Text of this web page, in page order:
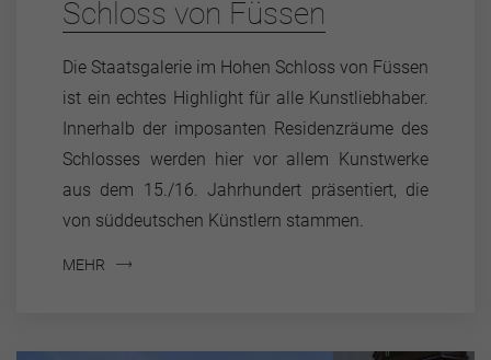
Schloss von Füssen
Die Staatsgalerie im Hohen Schloss von Füssen
ist ein echtes Highlight für alle Kunstliebhaber.
Innerhalb der imposanten Residenzräume des
Schlosses werden hier vor allem Kunstwerke
aus dem 15./16. Jahrhundert präsentiert, die
von süddeutschen Künstlern stammen.
MEHR